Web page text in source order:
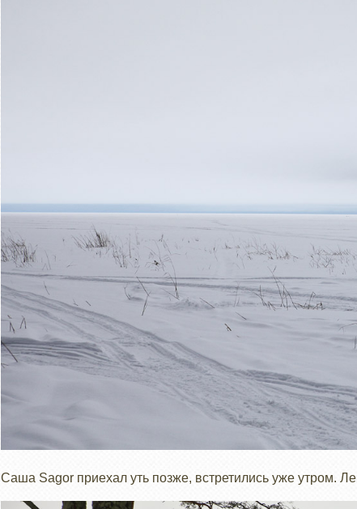
Саша Sagor приехал уть позже, встретились уже утром.